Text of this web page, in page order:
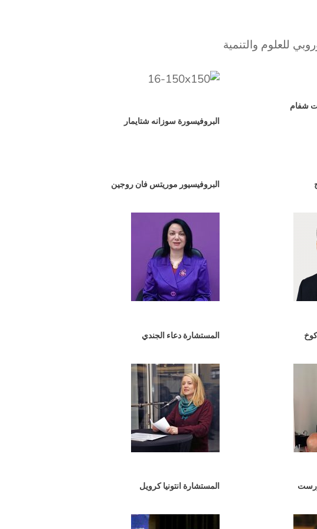
للعلوم والتنمية
شفام
البروفيسورة سوزانه شتايمار
البروفيسيور موريتس فان روجين
المستشارة دعاء الجندي
المستشارة انتونيا كرويل